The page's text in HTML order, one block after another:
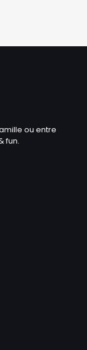
ou entre
fun.